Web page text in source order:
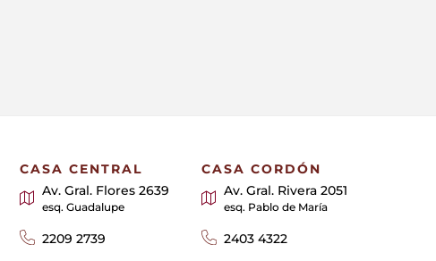
CASA CENTRAL
Av. Gral. Flores 2639
esq. Guadalupe
2209 2739
CASA CORDÓN
Av. Gral. Rivera 2051
esq. Pablo de María
2403 4322